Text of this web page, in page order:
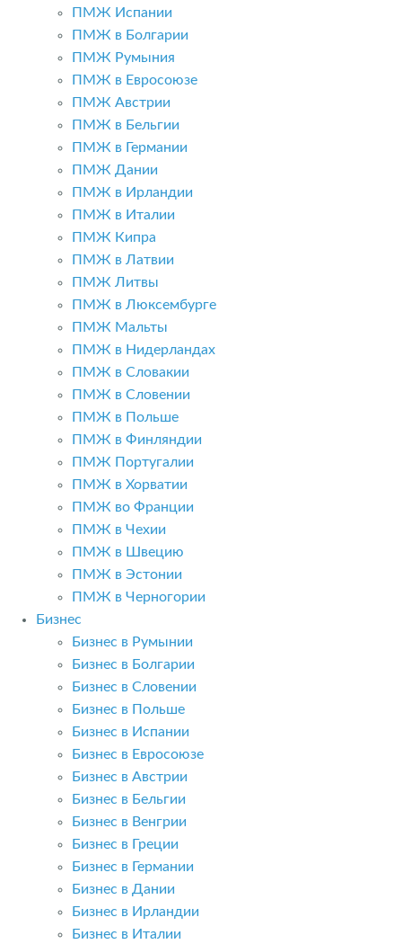
ПМЖ Испании
ПМЖ в Болгарии
ПМЖ Румыния
ПМЖ в Евросоюзе
ПМЖ Австрии
ПМЖ в Бельгии
ПМЖ в Германии
ПМЖ Дании
ПМЖ в Ирландии
ПМЖ в Италии
ПМЖ Кипра
ПМЖ в Латвии
ПМЖ Литвы
ПМЖ в Люксембурге
ПМЖ Мальты
ПМЖ в Нидерландах
ПМЖ в Словакии
ПМЖ в Словении
ПМЖ в Польше
ПМЖ в Финляндии
ПМЖ Португалии
ПМЖ в Хорватии
ПМЖ во Франции
ПМЖ в Чехии
ПМЖ в Швецию
ПМЖ в Эстонии
ПМЖ в Черногории
Бизнес
Бизнес в Румынии
Бизнес в Болгарии
Бизнес в Словении
Бизнес в Польше
Бизнес в Испании
Бизнес в Евросоюзе
Бизнес в Австрии
Бизнес в Бельгии
Бизнес в Венгрии
Бизнес в Греции
Бизнес в Германии
Бизнес в Дании
Бизнес в Ирландии
Бизнес в Италии